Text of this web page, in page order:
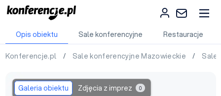
Opis obiektu Sale konferencyjne Restauracje
Konferencje.pl / Sale konferencyjne Mazowieckie / Sale
Galeria obiektu Zdjęcia z imprez 0